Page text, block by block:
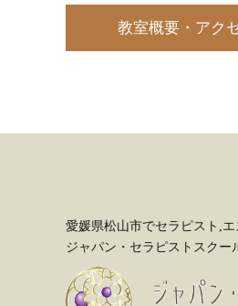
教室概要・アク
愛媛県松山市でセラピスト,
ジャパン・セラピストスクー